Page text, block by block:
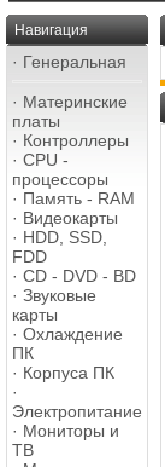
Навигация
· Генеральная
· Материнские
платы
· Контроллеры
· CPU -
процессоры
· Память - RAM
· Видеокарты
· HDD, SSD,
FDD
· CD - DVD - BD
· Звуковые
карты
· Охлаждение
ПК
· Корпуса ПК
·
Электропитание
· Мониторы и
ТВ